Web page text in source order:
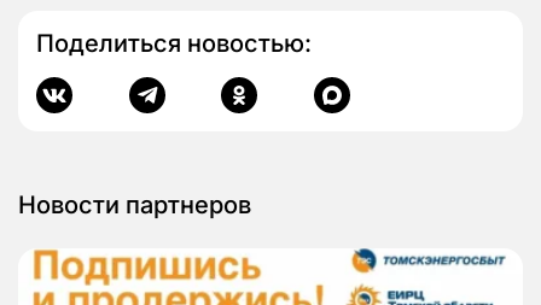
Поделиться новостью:
Новости партнеров